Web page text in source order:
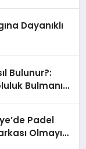
Dayanıklı
Bulunur?:
Bulmanın
Padel
Olmayı